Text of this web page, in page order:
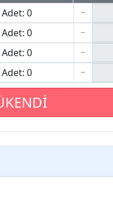
Adet: 0
Adet: 0
Adet: 0
Adet: 0